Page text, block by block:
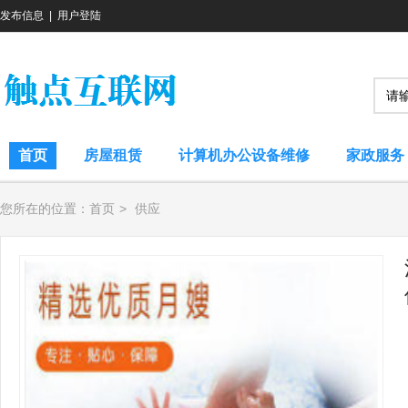
发布信息 用户登陆
首页 房屋租赁 计算机办公设备维修 家政服务
您所在的位置： 首页 > 供应